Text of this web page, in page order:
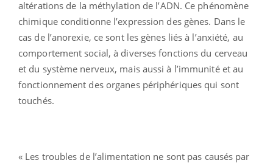
altérations de la méthylation de l’ADN. Ce phénomène
chimique conditionne l’expression des gènes. Dans le
cas de l’anorexie, ce sont les gènes liés à l’anxiété, au
comportement social, à diverses fonctions du cerveau
et du système nerveux, mais aussi à l’immunité et au
fonctionnement des organes périphériques qui sont
touchés.
« Les troubles de l’alimentation ne sont pas causés par